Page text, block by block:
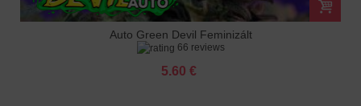
Auto Green Devil Feminizált
66 reviews
5.60 €